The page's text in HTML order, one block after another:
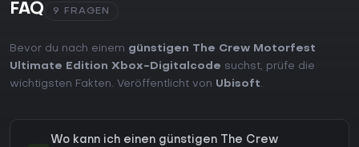
FAQ 9 FRAGEN
Bevor du nach einem günstigen The Crew Motorfest
Ultimate Edition Xbox-Digitalcode suchst, prüfe die
wichtigsten Fakten. Veröffentlicht von Ubisoft.
Wo kann ich einen günstigen The Crew